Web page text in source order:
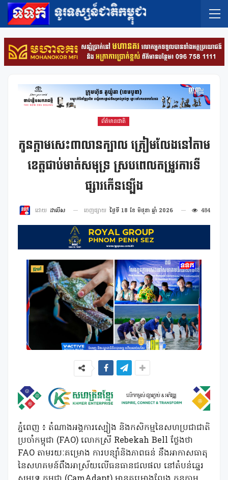
ព័ត៌មានជាតិ
កូនក្ដាមសេះ៣លានក្បាល ត្រៀមលែងនៅតាម
ខេត្តជាប់មាត់សមុទ្រ ស្របពេលតម្រូវការទី
ផ្សារកើនឡើង
ដោយ ដាលីស ចេញផ្សាយ ថ្ងៃទី 18 ខែ មិថុនា ឆ្នាំ 2026 484
ភ្នំពេញ ៖ តំណាងអង្គការស្បៀង និងកសិកម្មនៃសហប្រជាជាតិ
ប្រចាំកម្ពុជា (FAO) លោកស្រី Rebekah Bell ថ្លែងថា
FAO តាមរយៈគម្រោង ការបន្ស៊ាំនិងភាពធន់ នឹងអាកាសធាតុ
នៃសហគមន៍ពឹងអាស្រ័យលើធនធានជលផល នៅតំបន់ឆ្នេរ